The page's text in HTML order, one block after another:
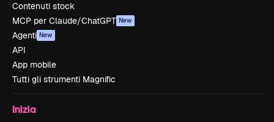
Contenuti stock
MCP per Claude/ChatGPT New
Agenti New
API
App mobile
Tutti gli strumenti Magnific
Inizia